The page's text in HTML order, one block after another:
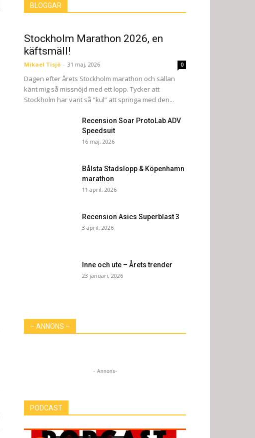
BLOGGAR
Stockholm Marathon 2026, en
käftsmäll!
Mikael Tisjö - 31 maj, 2026 0
Dagen efter årets Stockholm marathon och sällan
känt mig så missnöjd med ett lopp. Tycker att
Stockholm har varit så ”kul” att springa med den...
Recension Soar ProtoLab ADV
Speedsuit
16 maj, 2026
Bålsta Stadslopp & Köpenhamn
marathon
11 april, 2026
Recension Asics Superblast 3
3 april, 2026
Inne och ute – Årets trender
23 januari, 2026
– ANNONS –
- Annons-
PODCAST